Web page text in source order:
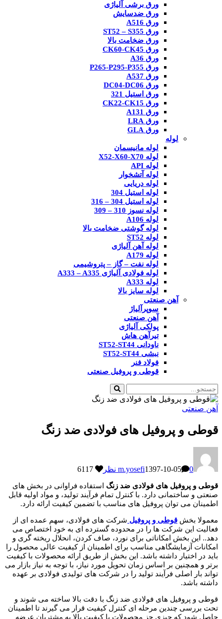
ورق برشی آلیاژی
ورق ضدسایش
ورق A516
ورق ST52 – S355
ورق ضخامت بالا
ورق CK60-CK45
ورق A36
ورق P265-P295-P355
ورق A537
ورق DC04-DC06
ورق استیل 321
ورق CK22-CK15
ورق A131
ورق LRA
ورق GLA
لوله
لوله مانیسمان
لوله X52-X60-X70
لوله API
لوله آتشخوار
لوله دریایی
لوله استیل 304
لوله استیل 304 – 316
لوله نسوز 310 – 309
لوله A106
لوله گوشتی ضخامت بالا
لوله ST52
لوله آهن آلیاژی
لوله A179
لوله نفت – گاز – پتروشیمی
لوله فولادی آلیاژی A333 – A335
لوله A333
لوله سایز بالا
آهن صنعتی
سوپرآلیاژ
آهن صنعتی
پولکی آلیاژی
تیرآهن هاش
ناودانی ST52-ST44
نبشی ST52-ST44
فولاد فنر
قوطی و پروفیل صنعتی
آهن صنعتی
قوطی و پروفیل های فولادی ضد زنگ
m.yosefi1397-10-05 0 نظر
قوطی و پروفیل های فولادی ضد زنگ استفاده فراوانی در بخش های
صنعتی و ساختمانی دارد. با کنترل تمام فرآیند تولید، و مواد اولیه قابل
اطمینان می توان پروفیل های مناسب با تضمین کیفیت ارائه دارد.
معمولا بخش قوطی و پروفیل شرکت های فولادی، سهم عمده ای از
فعالیت این شرکت ها را در محدوده گسترده ای به خود اختصاص می
دهد.. این بخش امکاناتی برای نورد، صاف کردن، انحلال ریخته گری و
امکانات آزمایشگاهی مناسب برای اطمینان از کیفیت عالی محصول را
باید در اختیار داشته باشد. این بخش از طریق ارائه محصولات با کیفیت
برتر و همچنین بر اساس زمان تحویل مورد نیاز، با توجه به نیاز بازار می
تواند بار اصلی فرآیند تولید را در شرکت های تولیدی فولادی بر عهده
داشته باشد.
قوطی و پروفیل های فولادی ضد زنگ با دقت بالا ساخته می شوند و
تحت بررسی چندین مرحله ای کنترل کیفیت قرار می گیرند تا اطمینان
حاصل شود که چیزی جز محصولات با کیفیت بالا به مشتریان عرضه